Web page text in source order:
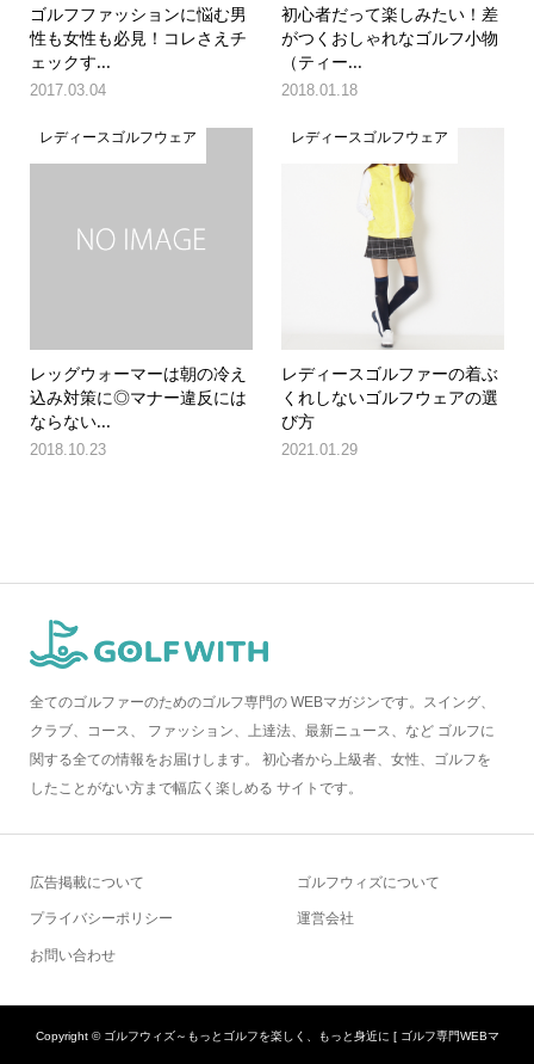
ゴルフファッションに悩む男
性も女性も必見！コレさえチ
ェックす...
2017.03.04
初心者だって楽しみたい！差
がつくおしゃれなゴルフ小物
（ティー...
2018.01.18
レディースゴルフウェア
レッグウォーマーは朝の冷え
込み対策に◎マナー違反には
ならない...
2018.10.23
レディースゴルフウェア
レディースゴルファーの着ぶ
くれしないゴルフウェアの選
び方
2021.01.29
全てのゴルファーのためのゴルフ専門の WEBマガジンです。スイング、
クラブ、コース、 ファッション、上達法、最新ニュース、など ゴルフに
関する全ての情報をお届けします。 初心者から上級者、女性、ゴルフを
したことがない方まで幅広く楽しめる サイトです。
広告掲載について
プライバシーポリシー
お問い合わせ
ゴルフウィズについて
運営会社
Copyright ©ゴルフウィズ～もっとゴルフを楽しく、もっと身近に [ ゴルフ専門WEBマ